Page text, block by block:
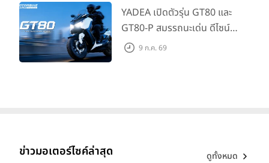
YADEA เปิดตัวรุ่น GT80 และ
GT80-P สมรรถนะเด่น ดีไซน์หรู
ปลอดภัย ราคาเข้าถึงง่าย จด
9 ก.ค. 69
ข่าวมอเตอร์ไซค์ล่าสุด ดูทั้งหมด